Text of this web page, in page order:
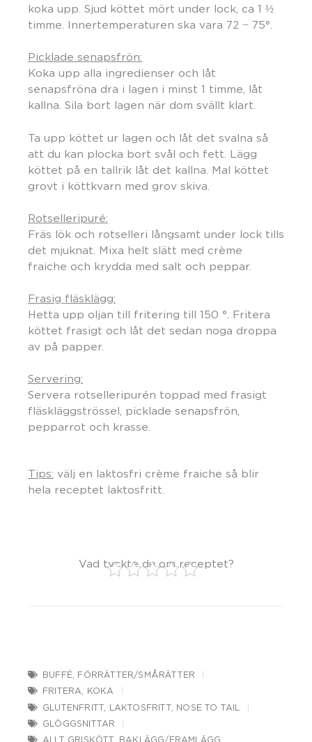
koka upp. Sjud köttet mört under lock, ca 1 ½
timme. Innertemperaturen ska vara 72 − 75°.
Picklade senapsfrön:
Koka upp alla ingredienser och låt
senapsfröna dra i lagen i minst 1 timme, låt
kallna. Sila bort lagen när dom svällt klart.
Ta upp köttet ur lagen och låt det svalna så
att du kan plocka bort svål och fett. Lägg
köttet på en tallrik låt det kallna. Mal köttet
grovt i köttkvarn med grov skiva.
Rotselleripuré:
Fräs lök och rotselleri långsamt under lock tills
det mjuknat. Mixa helt slätt med crème
fraiche och krydda med salt och peppar.
Frasig fläsklägg:
Hetta upp oljan till fritering till 150 °. Fritera
köttet frasigt och låt det sedan noga droppa
av på papper.
Servering:
Servera rotselleripurén toppad med frasigt
fläskläggströssel, picklade senapsfrön,
pepparrot och krasse.
Tips: välj en laktosfri crème fraiche så blir
hela receptet laktosfritt.
Vad tyckte du om receptet?
BUFFÉ
FÖRRÄTTER/SMÅRÄTTER
FRITERA
KOKA
GLUTENFRITT
LAKTOSFRITT, NOSE TO TAIL
GLÖGGSNITTAR
ALLT GRISKÖTT
BAKLÄGG/FRAMLÄGG